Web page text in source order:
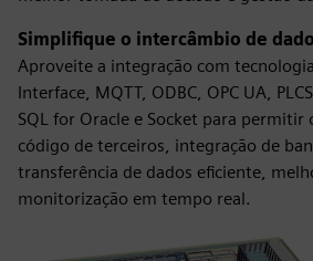
Simplifique o intercâmbio de
Aproveite a integração com
Interface, MQTT, ODBC, OPC UA,
SQL for Oracle e Socket para permitir
código de terceiros, integração de
transferência de dados eficiente,
monitorização em tempo real.